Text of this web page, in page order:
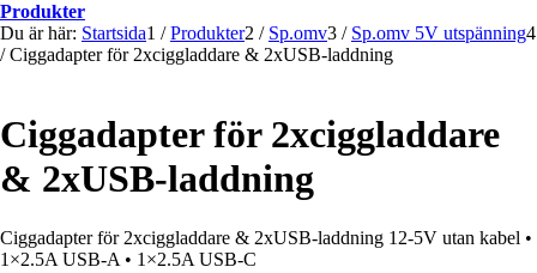
Produkter
Du är här: Startsida1 / Produkter2 / Sp.omv3 / Sp.omv 5V utspänning4
/ Ciggadapter för 2xciggladdare & 2xUSB-laddning
Ciggadapter för 2xciggladdare
& 2xUSB-laddning
Ciggadapter för 2xciggladdare & 2xUSB-laddning 12-5V utan kabel •
1×2.5A USB-A • 1×2.5A USB-C